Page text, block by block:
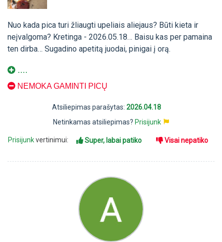
Nuo kada pica turi žliaugti upeliais aliejaus? Būti kieta ir
neįvalgoma? Kretinga - 2026.05.18… Baisu kas per pamaina
ten dirba… Sugadino apetitą juodai, pinigai į orą.
….
NEMOKA GAMINTI PICŲ
Atsiliepimas parašytas: 2026.04.18
Netinkamas atsiliepimas? Prisijunk
Prisijunkvertinimui: Super, labai patiko Visai nepatiko